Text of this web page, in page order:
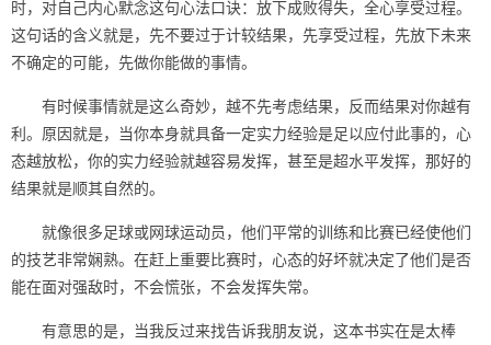
时，对自己内心默念这句心法口诀：放下成败得失，全心享受过程。
这句话的含义就是，先不要过于计较结果，先享受过程，先放下未来
不确定的可能，先做你能做的事情。
有时候事情就是这么奇妙，越不先考虑结果，反而结果对你越有
利。原因就是，当你本身就具备一定实力经验是足以应付此事的，心
态越放松，你的实力经验就越容易发挥，甚至是超水平发挥，那好的
结果就是顺其自然的。
就像很多足球或网球运动员，他们平常的训练和比赛已经使他们
的技艺非常娴熟。在赶上重要比赛时，心态的好坏就决定了他们是否
能在面对强敌时，不会慌张，不会发挥失常。
有意思的是，当我反过来找告诉我朋友说，这本书实在是太棒